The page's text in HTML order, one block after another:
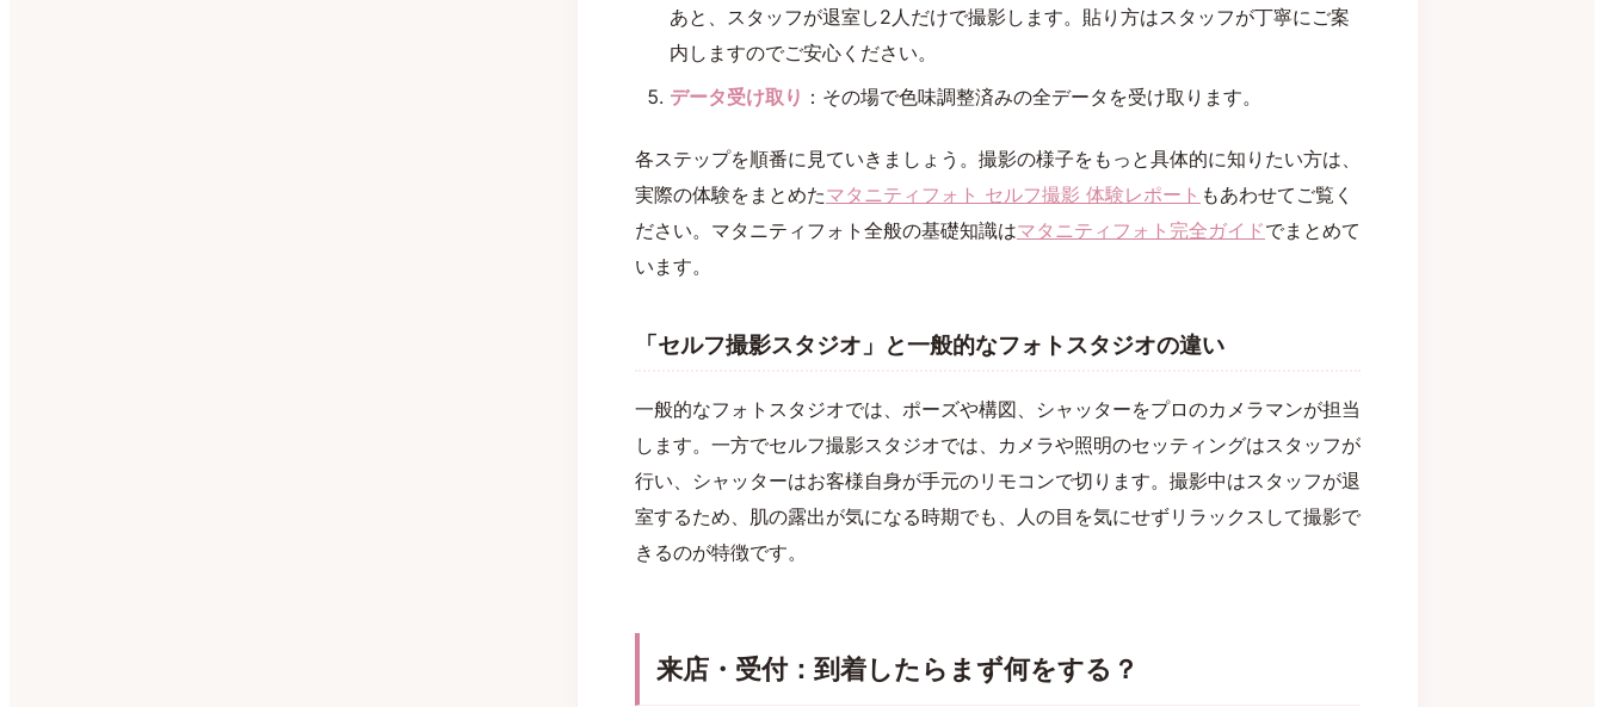
あと、スタッフが退室し2人だけで撮影します。貼り方はスタッフが丁寧にご案
内しますのでご安心ください。
データ受け取り ：その場で色味調整済みの全データを受け取ります。
各ステップを順番に見ていきましょう。撮影の様子をもっと具体的に知りたい方は、
実際の体験をまとめたマタニティフォト セルフ撮影 体験レポート もあわせてご覧く
ださい。マタニティフォト全般の基礎知識はマタニティフォト完全ガイドでまとめて
います。
「セルフ撮影スタジオ」と一般的なフォトスタジオの違い
一般的なフォトスタジオでは、ポーズや構図、シャッターをプロのカメラマンが担当
します。一方でセルフ撮影スタジオでは、カメラや照明のセッティングはスタッフが
行い、シャッターはお客様自身が手元のリモコンで切ります。撮影中はスタッフが退
室するため、肌の露出が気になる時期でも、人の目を気にせずリラックスして撮影で
きるのが特徴です。
来店・受付：到着したらまず何をする？